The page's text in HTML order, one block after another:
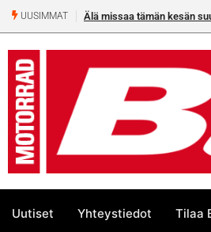
UUSIMMAT Älä missaa tämän kesän
Uutiset Yhteystiedot Tilaa